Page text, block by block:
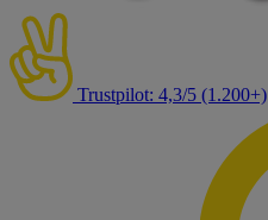
Trustpilot: 4,3/5 (1.200+)